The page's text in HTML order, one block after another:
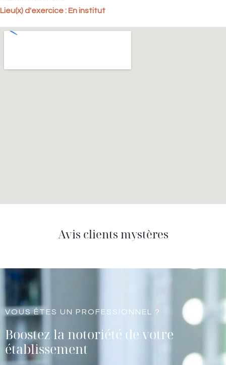
Lieu(x) d'exercice : En institut
Avis clients mystères
VOUS ÊTES UN PROFESSIONNEL ?
Boostez la notoriété de votre
établissement